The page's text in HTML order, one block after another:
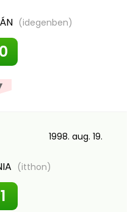
(idegenben)
1998. aug. 19.
(itthon)